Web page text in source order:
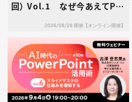
回） Vol.1 なぜ今あえてPo
2026/08/26 開催【オンライン開催】